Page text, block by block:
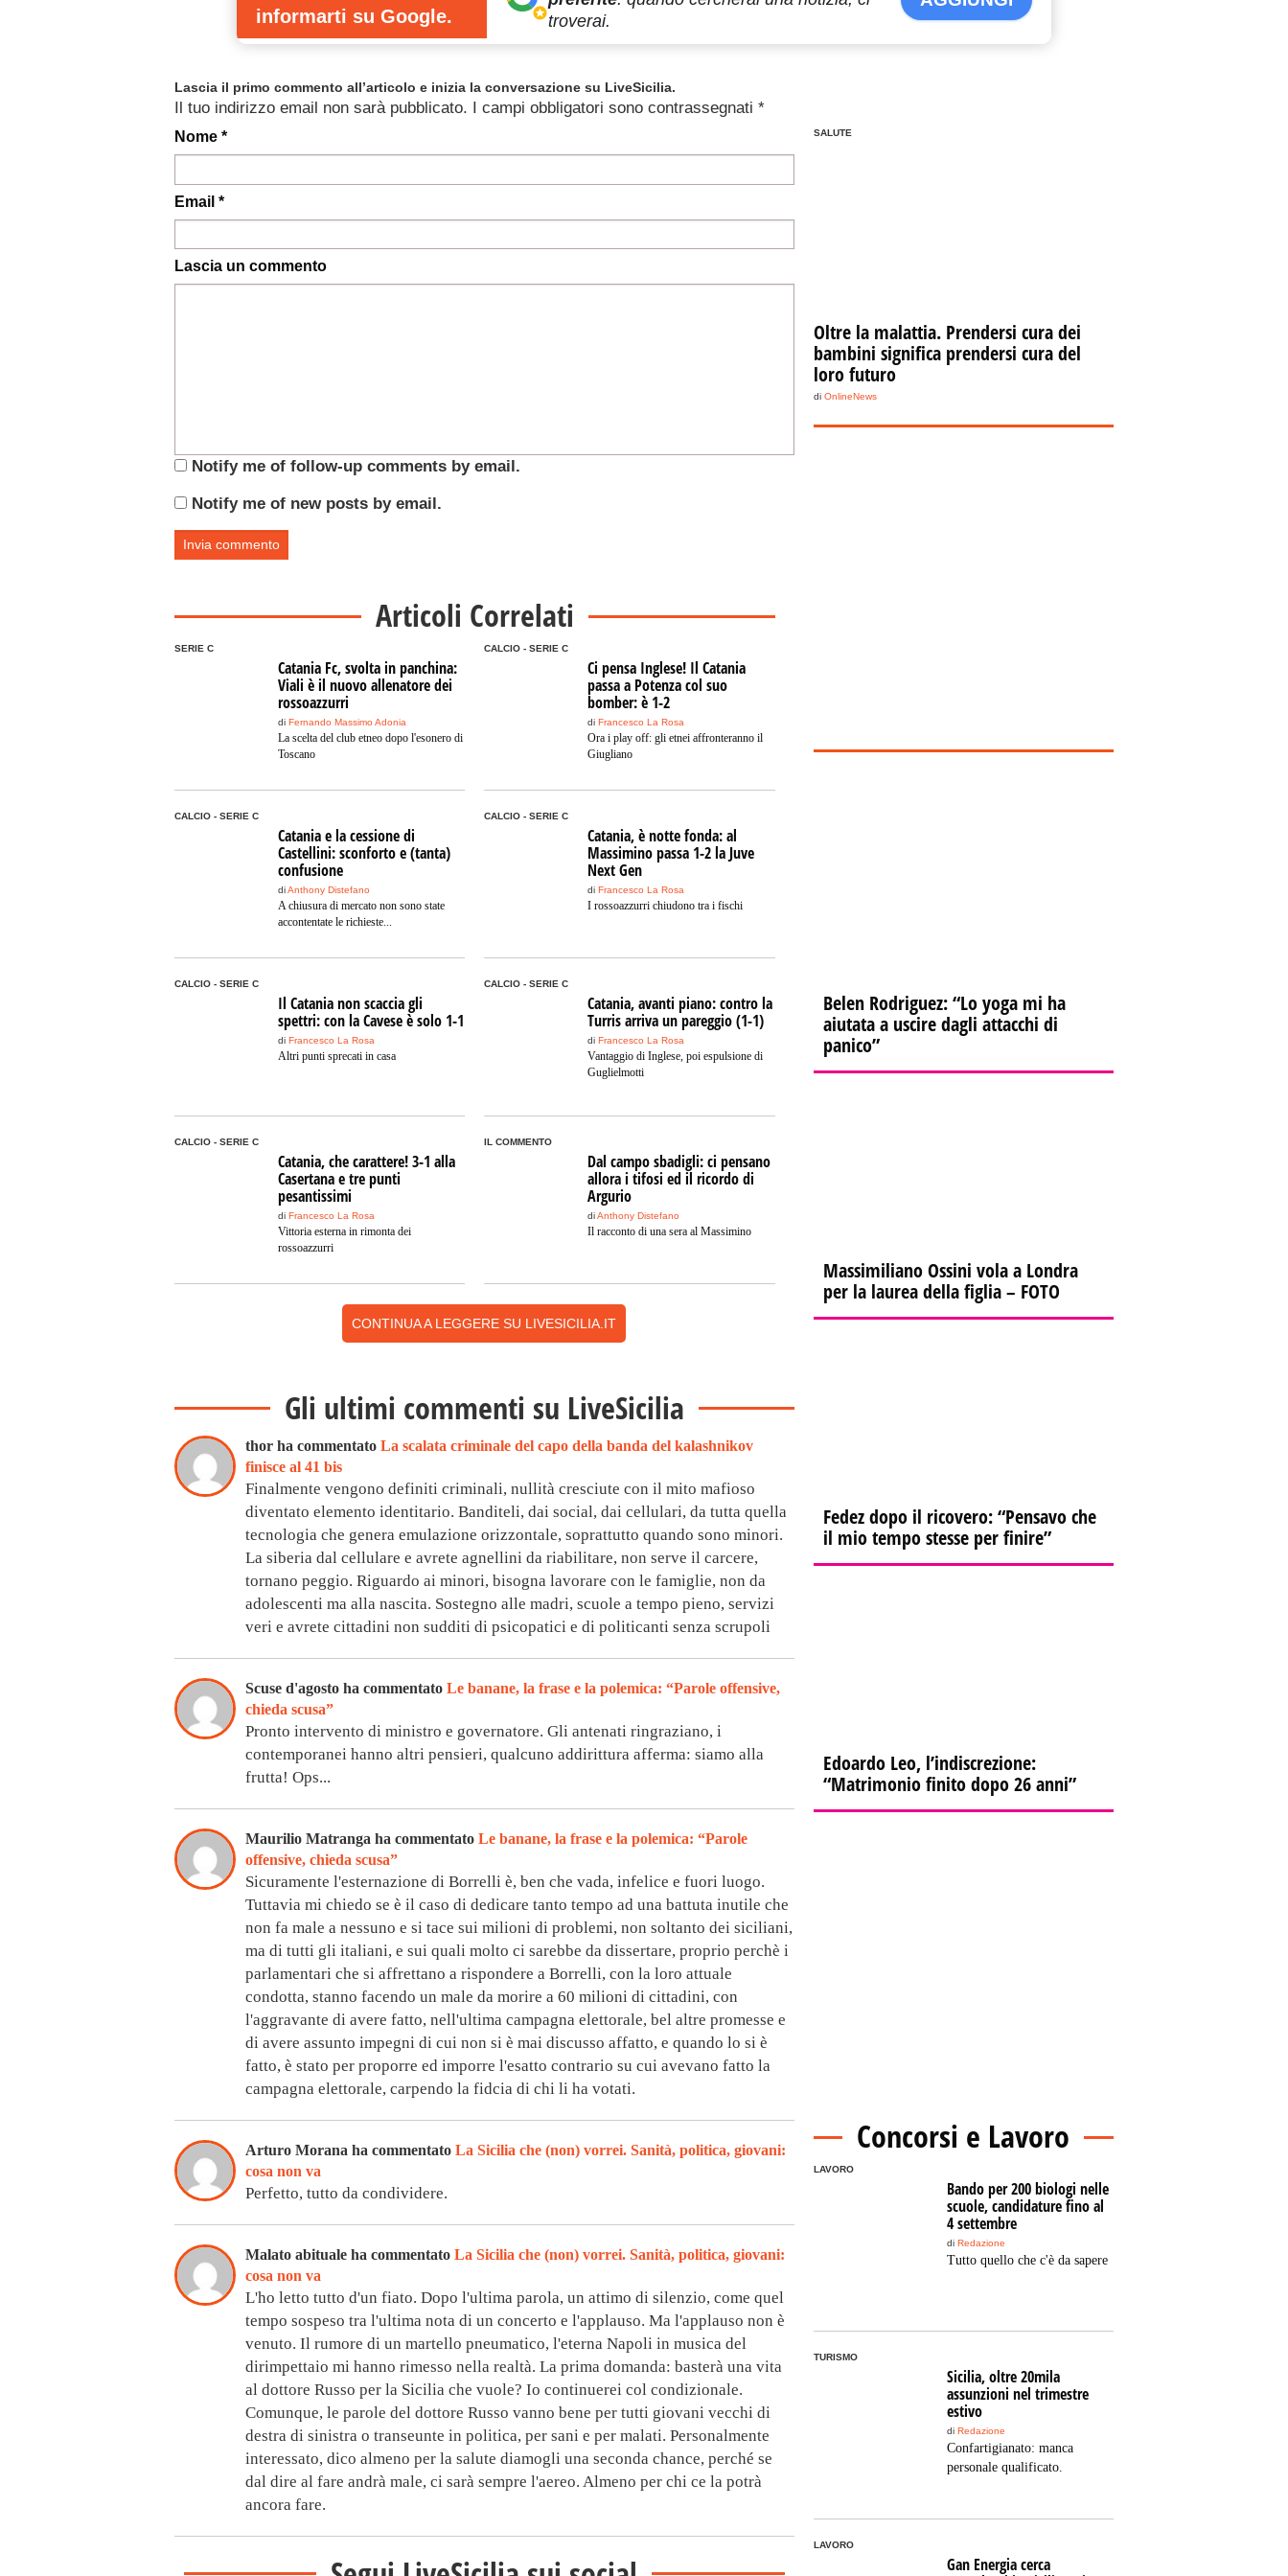
informarti su Google.
troverai.
Lascia il primo commento all’articolo e inizia la conversazione su LiveSicilia.
Il tuo indirizzo email non sarà pubblicato. I campi obbligatori sono contrassegnati *
Nome *
Email *
Lascia un commento
Notify me of follow-up comments by email.
Notify me of new posts by email.
Articoli Correlati
SERIE C
Catania Fc, svolta in panchina:
Viali è il nuovo allenatore dei
rossoazzurri
di Fernando Massimo Adonia
La scelta del club etneo dopo l'esonero di
Toscano
CALCIO - SERIE C
Ci pensa Inglese! Il Catania
passa a Potenza col suo
bomber: è 1-2
diFrancesco La Rosa
Ora i play off: gli etnei affronteranno il
Giugliano
CALCIO - SERIE C
Catania e la cessione di
Castellini: sconforto e (tanta)
confusione
diAnthony Distefano
A chiusura di mercato non sono state
accontentate le richieste...
CALCIO - SERIE C
Catania, è notte fonda: al
Massimino passa 1-2 la Juve
Next Gen
diFrancesco La Rosa
I rossoazzurri chiudono tra i fischi
CALCIO - SERIE C
Il Catania non scaccia gli
spettri: con la Cavese è solo 1-1
di Francesco La Rosa
Altri punti sprecati in casa
CALCIO - SERIE C
Catania, avanti piano: contro la
Turris arriva un pareggio (1-1)
diFrancesco La Rosa
Vantaggio di Inglese, poi espulsione di
Guglielmotti
CALCIO - SERIE C
Catania, che carattere! 3-1 alla
Casertana e tre punti
pesantissimi
di Francesco La Rosa
Vittoria esterna in rimonta dei
rossoazzurri
IL COMMENTO
Dal campo sbadigli: ci pensano
allora i tifosi ed il ricordo di
Argurio
diAnthony Distefano
Il racconto di una sera al Massimino
CONTINUA A LEGGERE SU LIVESICILIA.IT
Gli ultimi commenti su LiveSicilia
thor ha commentato La scalata criminale del capo della banda del kalashnikov
finisce al 41 bis
Finalmente vengono definiti criminali, nullità cresciute con il mito mafioso
diventato elemento identitario. Banditeli, dai social, dai cellulari, da tutta quella
tecnologia che genera emulazione orizzontale, soprattutto quando sono minori.
La siberia dal cellulare e avrete agnellini da riabilitare, non serve il carcere,
tornano peggio. Riguardo ai minori, bisogna lavorare con le famiglie, non da
adolescenti ma alla nascita. Sostegno alle madri, scuole a tempo pieno, servizi
veri e avrete cittadini non sudditi di psicopatici e di politicanti senza scrupoli
Scuse d'agosto ha commentato Le banane, la frase e la polemica: “Parole offensive,
chieda scusa”
Pronto intervento di ministro e governatore. Gli antenati ringraziano, i
contemporanei hanno altri pensieri, qualcuno addirittura afferma: siamo alla
frutta! Ops...
Maurilio Matranga ha commentato Le banane, la frase e la polemica: “Parole
offensive, chieda scusa”
Sicuramente l'esternazione di Borrelli è, ben che vada, infelice e fuori luogo.
Tuttavia mi chiedo se è il caso di dedicare tanto tempo ad una battuta inutile che
non fa male a nessuno e si tace sui milioni di problemi, non soltanto dei siciliani,
ma di tutti gli italiani, e sui quali molto ci sarebbe da dissertare, proprio perchè i
parlamentari che si affrettano a rispondere a Borrelli, con la loro attuale
condotta, stanno facendo un male da morire a 60 milioni di cittadini, con
l'aggravante di avere fatto, nell'ultima campagna elettorale, bel altre promesse e
di avere assunto impegni di cui non si è mai discusso affatto, e quando lo si è
fatto, è stato per proporre ed imporre l'esatto contrario su cui avevano fatto la
campagna elettorale, carpendo la fidcia di chi li ha votati.
Arturo Morana ha commentato La Sicilia che (non) vorrei. Sanità, politica, giovani:
cosa non va
Perfetto, tutto da condividere.
Malato abituale ha commentato La Sicilia che (non) vorrei. Sanità, politica, giovani:
cosa non va
L'ho letto tutto d'un fiato. Dopo l'ultima parola, un attimo di silenzio, come quel
tempo sospeso tra l'ultima nota di un concerto e l'applauso. Ma l'applauso non è
venuto. Il rumore di un martello pneumatico, l'eterna Napoli in musica del
dirimpettaio mi hanno rimesso nella realtà. La prima domanda: basterà una vita
al dottore Russo per la Sicilia che vuole? Io continuerei col condizionale.
Comunque, le parole del dottore Russo vanno bene per tutti giovani vecchi di
destra di sinistra o transeunte in politica, per sani e per malati. Personalmente
interessato, dico almeno per la salute diamogli una seconda chance, perché se
dal dire al fare andrà male, ci sarà sempre l'aereo. Almeno per chi ce la potrà
ancora fare.
SALUTE
Oltre la malattia. Prendersi cura dei
bambini significa prendersi cura del
loro futuro
di OnlineNews
Belen Rodriguez: “Lo yoga mi ha
aiutata a uscire dagli attacchi di
panico”
Massimiliano Ossini vola a Londra
per la laurea della figlia – FOTO
Fedez dopo il ricovero: “Pensavo che
il mio tempo stesse per finire”
Edoardo Leo, l’indiscrezione:
“Matrimonio finito dopo 26 anni”
Concorsi e Lavoro
LAVORO
Bando per 200 biologi nelle
scuole, candidature fino al
4 settembre
di Redazione
Tutto quello che c'è da sapere
TURISMO
Sicilia, oltre 20mila
assunzioni nel trimestre
estivo
di Redazione
Confartigianato: manca
personale qualificato.
LAVORO
Gan Energia cerca